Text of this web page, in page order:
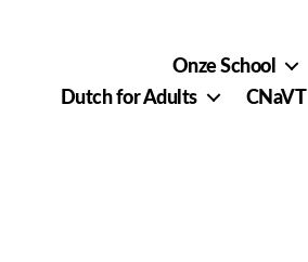
Onze School
Dutch for Adults
CNaVT